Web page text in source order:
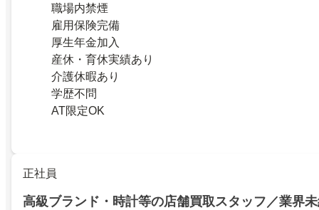
職場内禁煙
雇用保険完備
厚生年金加入
産休・育休実績あり
介護休暇あり
学歴不問
AT限定OK
正社員
高級ブランド・時計等の店舗買取スタッフ／業界